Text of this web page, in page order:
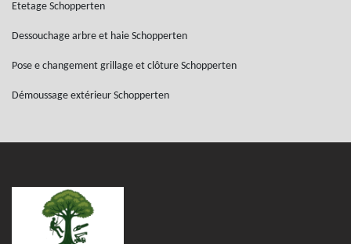
Etetage Schopperten
Dessouchage arbre et haie Schopperten
Pose e changement grillage et clôture Schopperten
Démoussage extérieur Schopperten